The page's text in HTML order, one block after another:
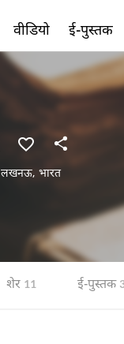
लखनऊ, भारत
शेर 11 ई-पुस्तक
वीडियो ई-पुस्तक